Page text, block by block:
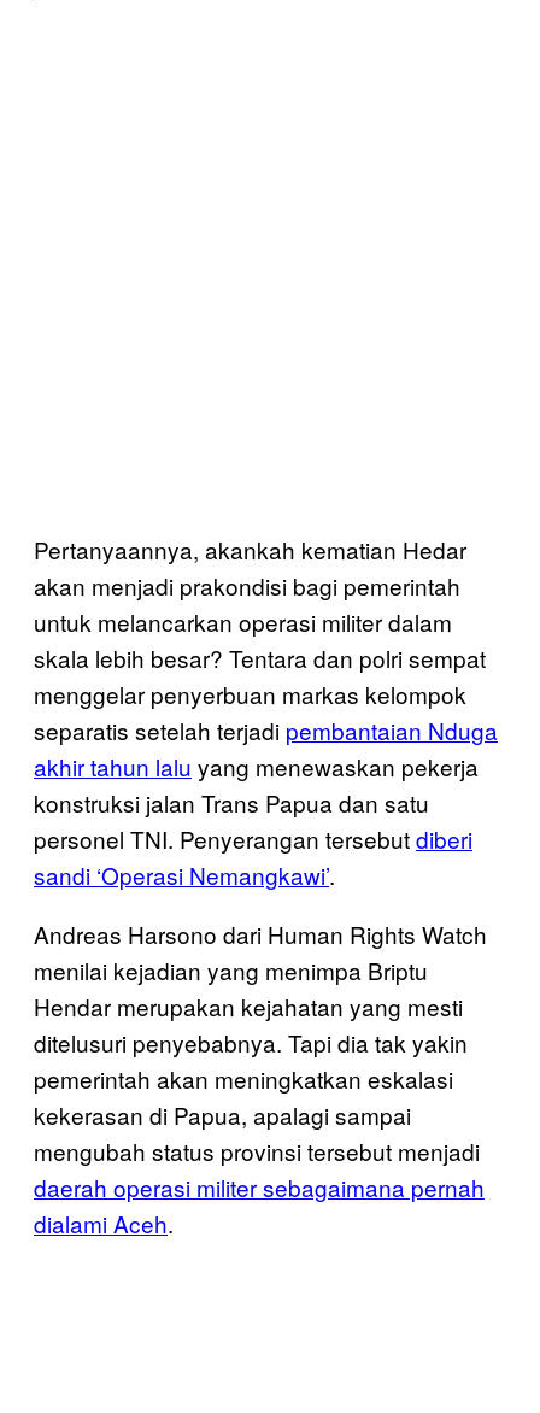
Pertanyaannya, akankah kematian Hedar
akan menjadi prakondisi bagi pemerintah
untuk melancarkan operasi militer dalam
skala lebih besar? Tentara dan polri sempat
menggelar penyerbuan markas kelompok
separatis setelah terjadi pembantaian Nduga
akhir tahun lalu yang menewaskan pekerja
konstruksi jalan Trans Papua dan satu
personel TNI. Penyerangan tersebutdiberi
sandi ‘Operasi Nemangkawi’.
Andreas Harsono dari Human Rights Watch
menilai kejadian yang menimpa Briptu
Hendar merupakan kejahatan yang mesti
ditelusuri penyebabnya. Tapi dia tak yakin
pemerintah akan meningkatkan eskalasi
kekerasan di Papua, apalagi sampai
mengubah status provinsi tersebut menjadi
daerah operasi militer sebagaimana pernah
dialami Aceh.